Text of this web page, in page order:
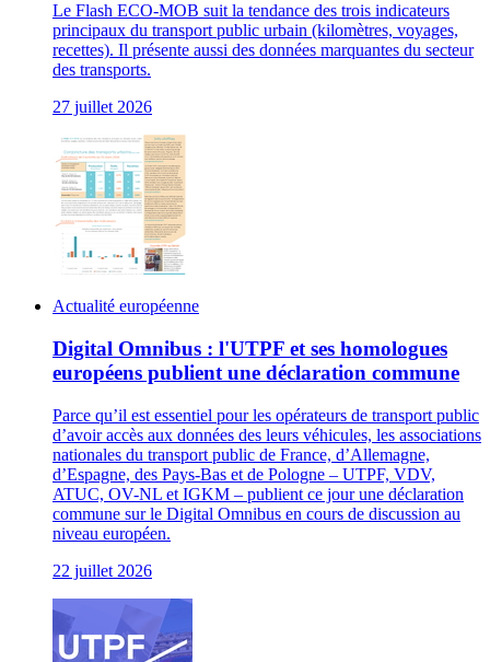
Le Flash ECO-MOB suit la tendance des trois indicateurs
principaux du transport public urbain (kilomètres, voyages,
recettes). Il présente aussi des données marquantes du secteur
des transports.
27 juillet 2026
Actualité européenne
Digital Omnibus : l'UTPF et ses homologues
européens publient une déclaration commune
Parce qu’il est essentiel pour les opérateurs de transport public
d’avoir accès aux données des leurs véhicules, les associations
nationales du transport public de France, d’Allemagne,
d’Espagne, des Pays-Bas et de Pologne – UTPF, VDV,
ATUC, OV-NL et IGKM – publient ce jour une déclaration
commune sur le Digital Omnibus en cours de discussion au
niveau européen.
22 juillet 2026